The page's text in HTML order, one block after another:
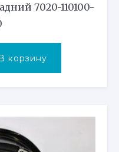
7020-110100-
корзину